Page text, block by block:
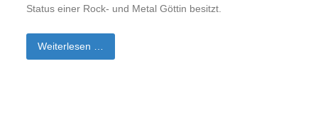
Status einer Rock- und Metal Göttin besitzt.
Weiterlesen …